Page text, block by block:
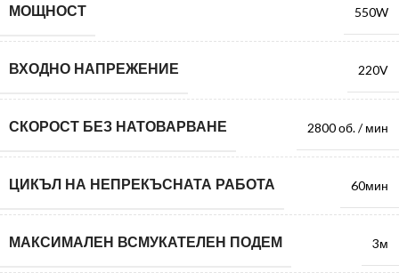
МОЩНОСТ 550W
ВХОДНО НАПРЕЖЕНИЕ 220V
СКОРОСТ БЕЗ НАТОВАРВАНЕ 2800 об. / мин
ЦИКЪЛ НА НЕПРЕКЪСНАТА РАБОТА 60мин
МАКСИМАЛЕН ВСМУКАТЕЛЕН ПОДЕМ 3м